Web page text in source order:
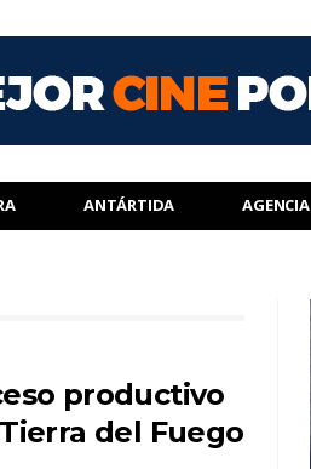
ANTÁRTIDA AGENCIA
productivo
del Fuego